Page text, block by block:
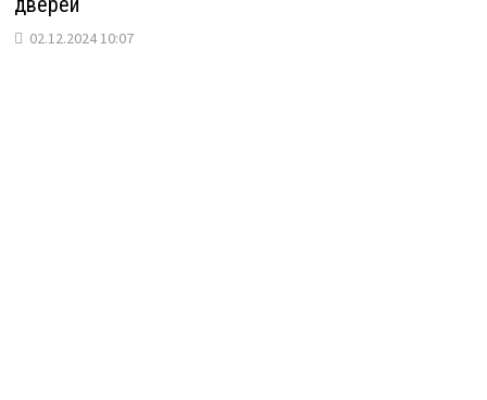
02.12.2024 10:07